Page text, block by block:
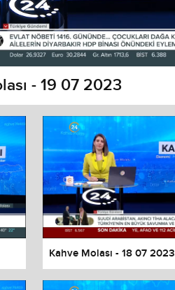
- 19 07 2023
Kahve Molası - 18 07 2023